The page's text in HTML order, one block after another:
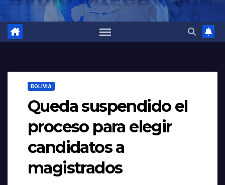
BOLIVIA
Queda suspendido el
proceso para elegir
candidatos a
magistrados